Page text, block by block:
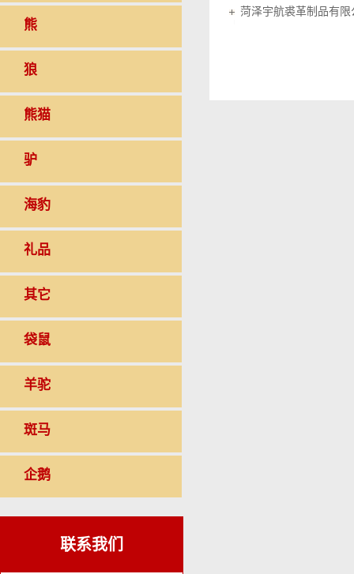
熊
狼
熊猫
驴
海豹
礼品
其它
袋鼠
羊驼
斑马
企鹅
联系我们
菏泽宇航裘革制品有限